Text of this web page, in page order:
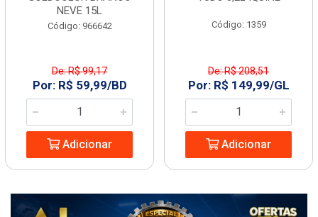
NEVE 15L
Código: 966642
De: R$ 99,17
Por: R$ 59,99/BD
Adicionar
Código: 1359
De: R$ 208,51
Por: R$ 149,99/GL
Adicionar